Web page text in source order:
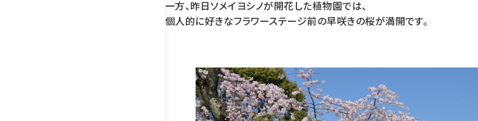
一方、昨日ソメイヨシノが開花した植物園では、
個人的に好きなフラワーステージ前の早咲きの桜が満開です。